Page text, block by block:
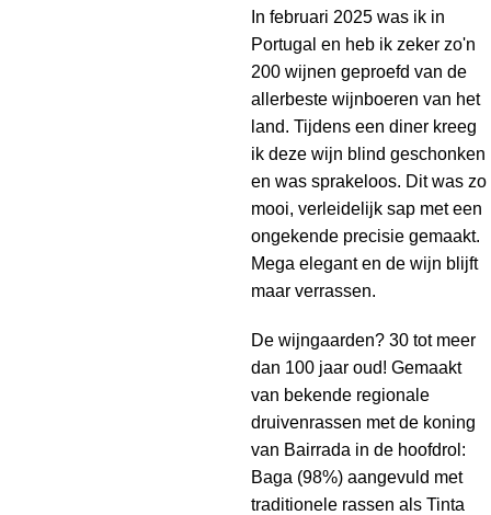
In februari 2025 was ik in
Portugal en heb ik zeker zo'n
200 wijnen geproefd van de
allerbeste wijnboeren van het
land. Tijdens een diner kreeg
ik deze wijn blind geschonken
en was sprakeloos. Dit was zo
mooi, verleidelijk sap met een
ongekende precisie gemaakt.
Mega elegant en de wijn blijft
maar verrassen.
De wijngaarden? 30 tot meer
dan 100 jaar oud! Gemaakt
van bekende regionale
druivenrassen met de koning
van Bairrada in de hoofdrol:
Baga (98%) aangevuld met
traditionele rassen als Tinta